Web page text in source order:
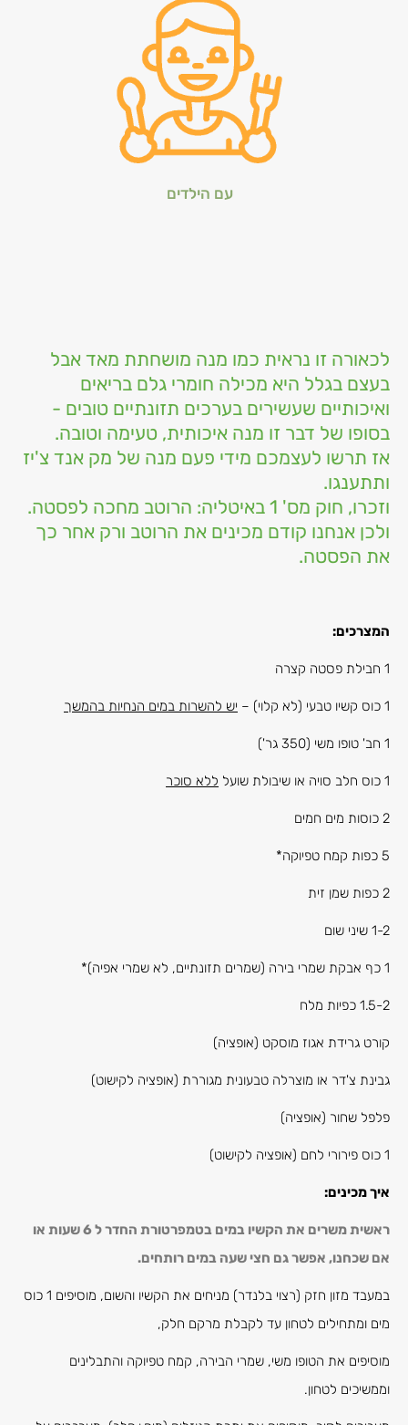
עם הילדים
לכאורה זו נראית כמו מנה מושחתת מאד אבל
בעצם בגלל היא מכילה חומרי גלם בריאים
ואיכותיים שעשירים בערכים תזונתיים טובים -
בסופו של דבר זו מנה איכותית, טעימה וטובה.
אז תרשו לעצמכם מידי פעם מנה של מק אנד צ'יז
ותתענגו.
וזכרו, חוק מס' 1 באיטליה: הרוטב מחכה לפסטה.
ולכן אנחנו קודם מכינים את הרוטב ורק אחר כך
את הפסטה.
המצרכים:
1 חבילת פסטה קצרה
1 כוס קשיו טבעי (לא קלוי) – יש להשרות במים הנחיות בהמשך
1 חב' טופו משי (350 גר')
1 כוס חלב סויה או שיבולת שועל ללא סוכר
2 כוסות מים חמים
5 כפות קמח טפיוקה*
2 כפות שמן זית
1-2 שיני שום
1 כף אבקת שמרי בירה (שמרים תזונתיים, לא שמרי אפיה)*
1.5-2 כפיות מלח
קורט גרידת אגוז מוסקט (אופציה)
גבינת צ'דר או מוצרלה טבעונית מגוררת (אופציה לקישוט)
פלפל שחור (אופציה)
1 כוס פירורי לחם (אופציה לקישוט)
איך מכינים:
ראשית משרים את הקשיו במים בטמפרטורת החדר ל 6 שעות או
אם שכחנו, אפשר גם חצי שעה במים רותחים.
במעבד מזון חזק (רצוי בלנדר) מניחים את הקשיו והשום, מוסיפים 1 כוס
מים ומתחילים לטחון עד לקבלת מרקם חלק,
מוסיפים את הטופו משי, שמרי הבירה, קמח טפיוקה והתבלינים
וממשיכים לטחון.